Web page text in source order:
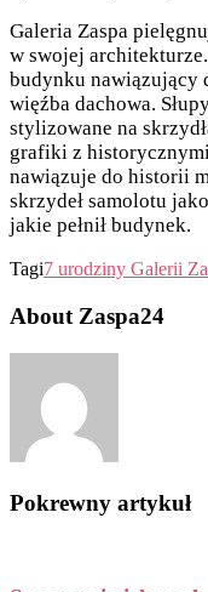
Galeria Zaspa
w swojej
budynku nawiązujący
więźba dachowa.
stylizowane na
grafiki z
nawiązuje do historii
skrzydeł samolotu
jakie pełnił budynek.
Tagi7 urodziny Galerii
About Zaspa24
Pokrewny artykuł